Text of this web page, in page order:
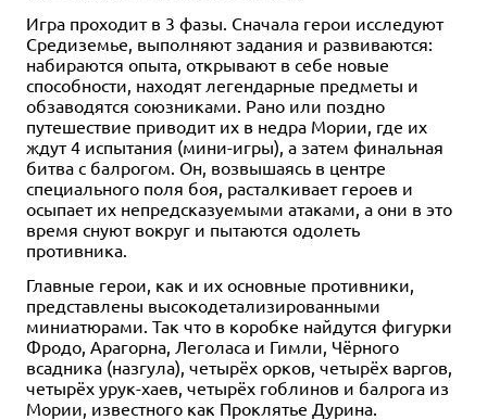
Игра проходит в 3 фазы. Сначала герои исследуют
Средиземье, выполняют задания и развиваются:
набираются опыта, открывают в себе новые
способности, находят легендарные предметы и
обзаводятся союзниками. Рано или поздно
путешествие приводит их в недра Мории, где их
ждут 4 испытания (мини-игры), а затем финальная
битва с балрогом. Он, возвышаясь в центре
специального поля боя, расталкивает героев и
осыпает их непредсказуемыми атаками, а они в это
время снуют вокруг и пытаются одолеть
противника.
Главные герои, как и их основные противники,
представлены высокодетализированными
миниатюрами. Так что в коробке найдутся фигурки
Фродо, Арагорна, Леголаса и Гимли, Чёрного
всадника (назгула), четырёх орков, четырёх варгов,
четырёх урук-хаев, четырёх гоблинов и балрога из
Мории, известного как Проклятье Дурина.